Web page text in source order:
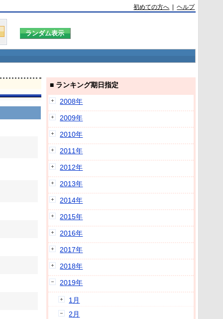
初めての方へ |ヘルプ
■ ランキング期日指定
2008年
2009年
2010年
2011年
2012年
2013年
2014年
2015年
2016年
2017年
2018年
2019年
1月
2月